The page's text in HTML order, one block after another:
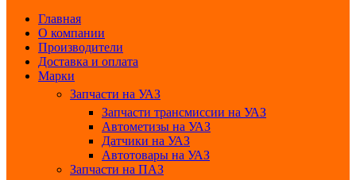
Главная
О компании
Производители
Доставка и оплата
Марки
Запчасти на УАЗ
Запчасти трансмиссии на УАЗ
Автометизы на УАЗ
Датчики на УАЗ
Автотовары на УАЗ
Запчасти на ПАЗ